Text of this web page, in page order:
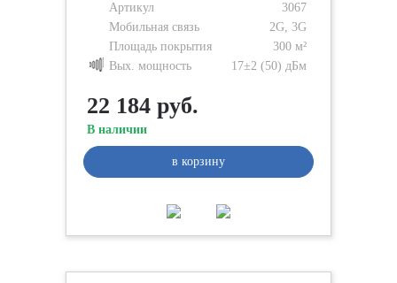
Артикул
3067
Мобильная связь
2G, 3G
Площадь покрытия
300 м²
Вых. мощность
17±2 (50) дБм
22 184 руб.
В наличии
в корзину